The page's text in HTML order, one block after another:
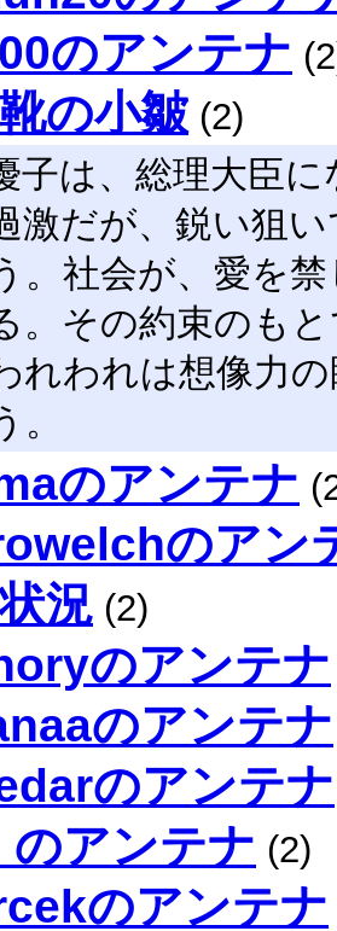
のアンテナ
の小皺 (2)
子は、総理大臣
激だが、鋭い狙
。社会が、愛を
。その約束のも
れわれは想像力
。
のアンテナ
のアン
況 (2)
のアンテナ
のアンテナ
のアンテナ
のアンテナ (2)
のアンテナ